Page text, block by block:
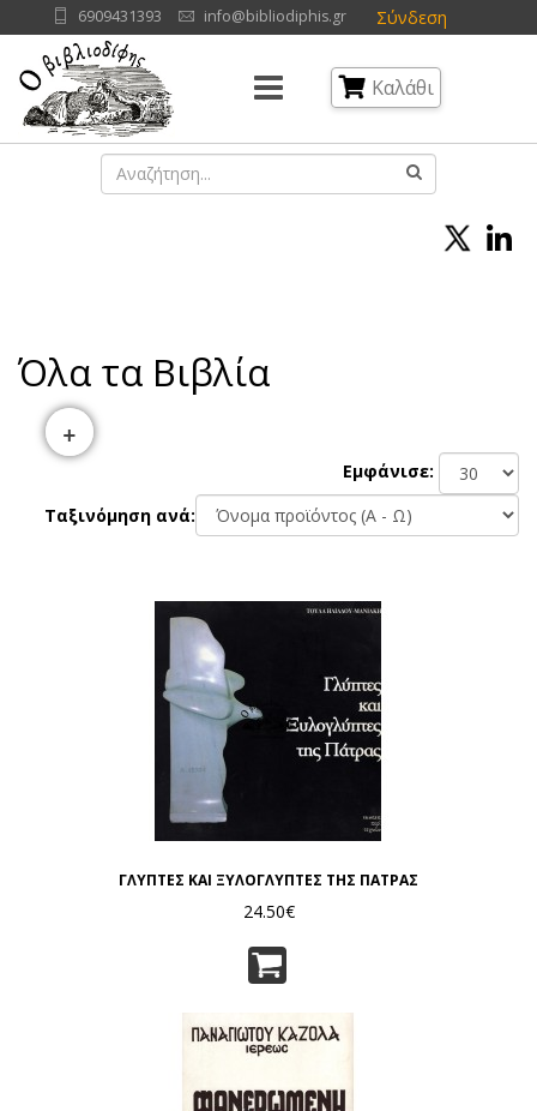
Σύνδεση
6909431393 info@bibliodiphis.gr
Καλάθι
Όλα τα Βιβλία
Εμφάνισε:
Ταξινόμηση ανά:
ΓΛΥΠΤΕΣ ΚΑΙ ΞΥΛΟΓΛΥΠΤΕΣ ΤΗΣ ΠΑΤΡΑΣ
24.50€
+